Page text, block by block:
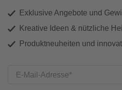
Exklusive Angebote und
Kreative Ideen & nützliche
Produktneuheiten und
E-Mail-Adresse